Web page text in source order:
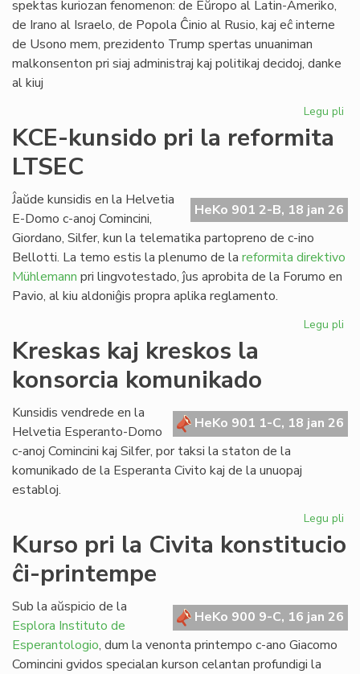
spektas kuriozan fenomenon: de Eŭropo al Latin-Ameriko,
de Irano al Israelo, de Popola Ĉinio al Rusio, kaj eĉ interne
de Usono mem, prezidento Trump spertas unuaniman
malkonsenton pri siaj administraj kaj politikaj decidoj, danke
al kiuj
Legu pli
KCE-kunsido pri la reformita
LTSEC
HeKo 901 2-B, 18 jan 26
Ĵaŭde kunsidis en la Helvetia
E-Domo c-anoj Comincini,
Giordano, Silfer, kun la telematika partopreno de c-ino
Bellotti. La temo estis la plenumo de la reformita direktivo
Mühlemann pri lingvotestado, ĵus aprobita de la Forumo en
Pavio, al kiu aldoniĝis propra aplika reglamento.
Legu pli
Kreskas kaj kreskos la
konsorcia komunikado
HeKo 901 1-C, 18 jan 26
Kunsidis vendrede en la
Helvetia Esperanto-Domo
c-anoj Comincini kaj Silfer, por taksi la staton de la
komunikado de la Esperanta Civito kaj de la unuopaj
establoj.
Legu pli
kaj
Kurso pri la Civita konstitucio
ĉi-printempe
HeKo 900 9-C, 16 jan 26
Sub la aŭspicio de la
Esplora Instituto de
Esperantologio, dum la venonta printempo c-ano Giacomo
Comincini gvidos specialan kurson celantan profundigi la